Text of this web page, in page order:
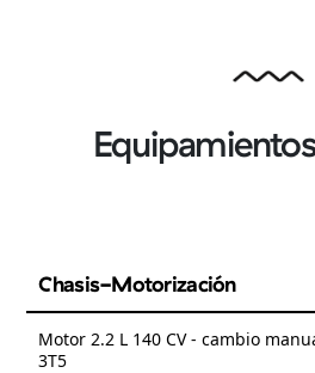
Chasis-Motorización
Motor 2.2 L 140 CV - cambio
3T5